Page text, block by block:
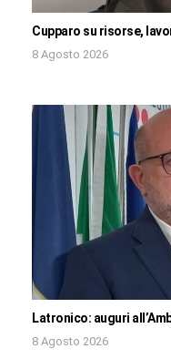
Cupparo su risorse,
8 Agosto 2026
Latronico: auguri
8 Agosto 2026